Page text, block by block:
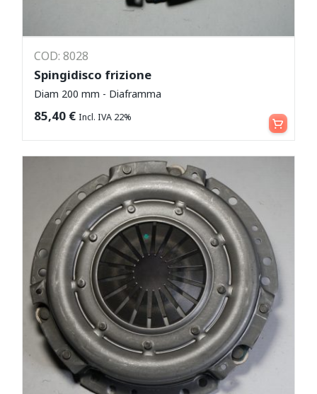
COD: 8028
Spingidisco frizione
Diam 200 mm - Diaframma
85,40 € Incl. IVA 22% Aggiungi al carrello